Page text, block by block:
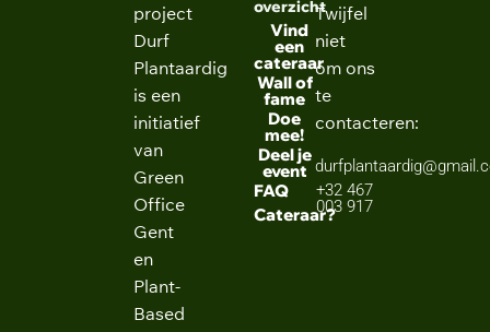
project
Durf
Plantaardig
is een
initiatief
van
Green
Office
Gent
en
Plant-
Based
overzicht
Vind
een
cateraar
Wall of
fame
Doe
mee!
Deel je
event
FAQ
Cateraar?
Twijfel
niet
om ons
te
contacteren:
+32 467
003 917